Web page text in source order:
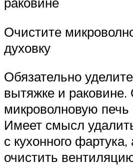
Очистите
духовку
Обязательно
вытяжке и раковине.
микроволновую печь
Имеет смысл
с кухонного фартука,
очистить